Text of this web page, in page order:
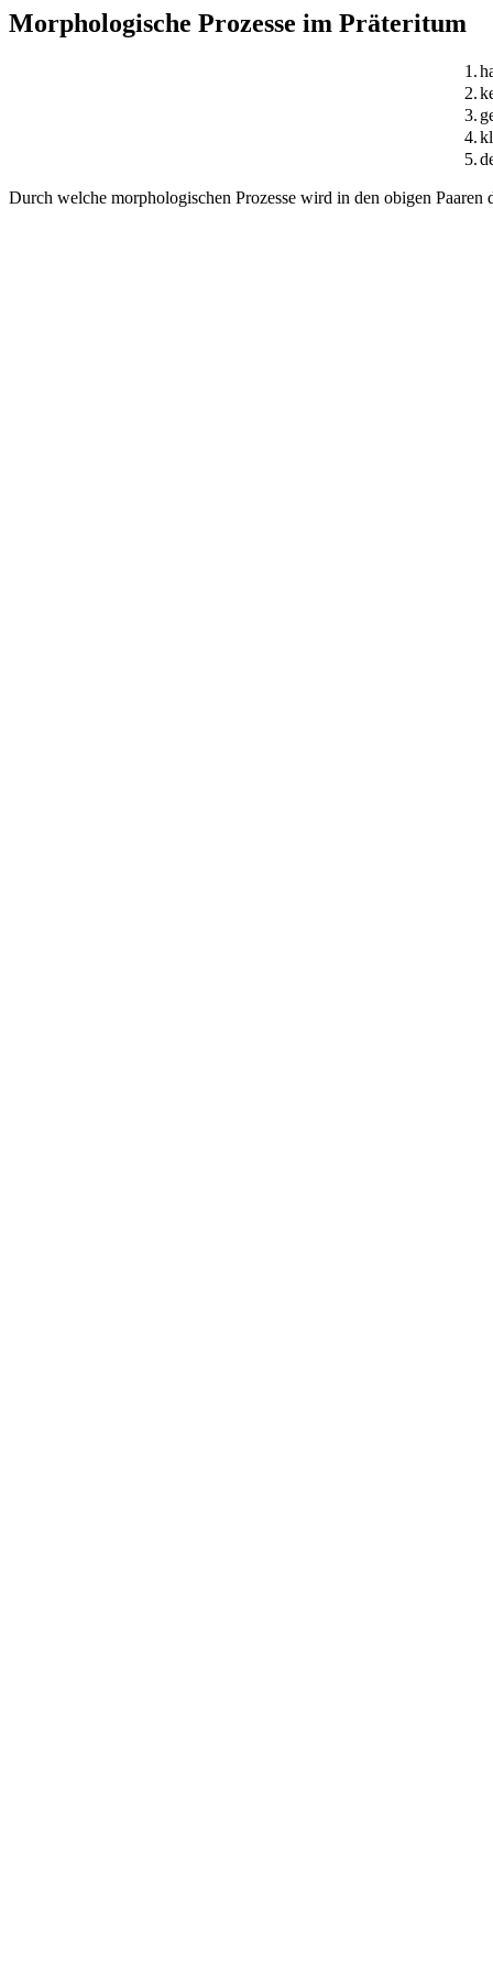
Morphologische Prozesse im Präteritum
1.
2.
3.
4.
5.
Durch welche morphologischen Prozesse wird in den obigen Paaren